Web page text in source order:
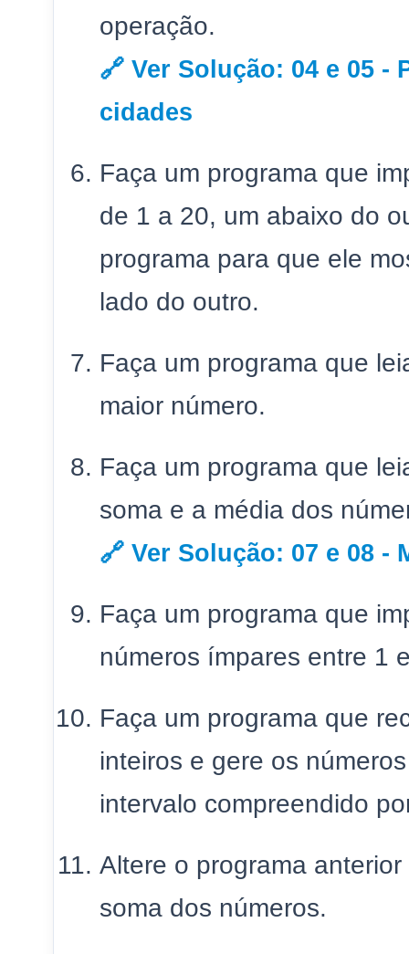
operação.
🔗 Ver Solução: 04 e 05 -
cidades
Faça um programa que
de 1 a 20, um abaixo do
programa para que ele
lado do outro.
Faça um programa que
maior número.
Faça um programa que
soma e a média dos
🔗 Ver Solução: 07 e 08 -
Faça um programa que
números ímpares entre 1
Faça um programa que
inteiros e gere os
intervalo compreendido
Altere o programa
soma dos números.